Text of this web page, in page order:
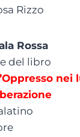
Rizzo
Rossa
del libro